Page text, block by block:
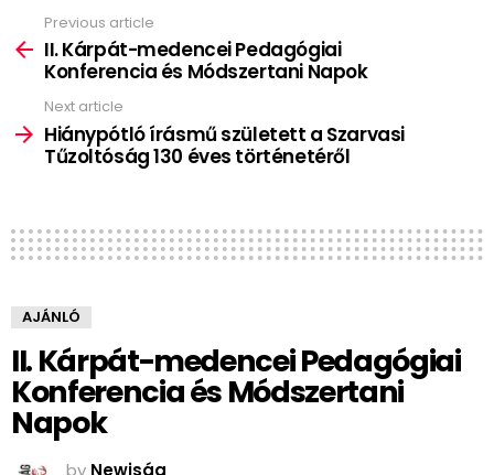
more
Previous article
II. Kárpát-medencei Pedagógiai
Konferencia és Módszertani Napok
Next article
Hiánypótló írásmű született a Szarvasi
Tűzoltóság 130 éves történetéről
AJÁNLÓ
II. Kárpát-medencei Pedagógiai
Konferencia és Módszertani
Napok
by Newjság